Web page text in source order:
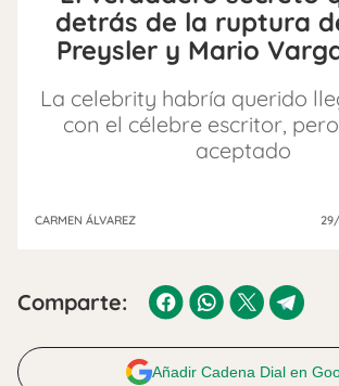
detrás de la ruptura
Preysler y Mario
La celebrity habría querido
con el célebre escritor,
aceptado
CARMEN ÁLVAREZ
Comparte:
Añadir Cadena Dial en